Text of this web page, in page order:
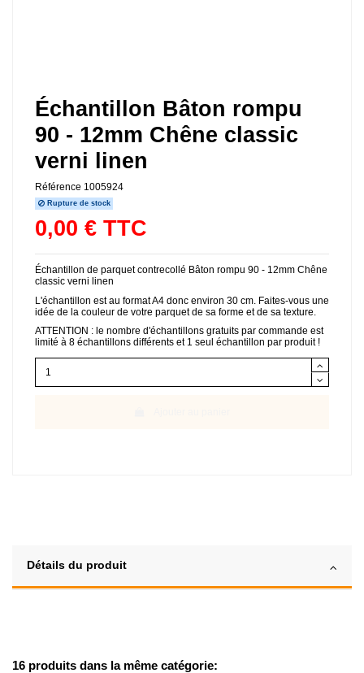
Échantillon Bâton rompu
90 - 12mm Chêne classic
verni linen
Référence 1005924
Rupture de stock
0,00 € TTC
Échantillon de parquet contrecollé Bâton rompu 90 - 12mm Chêne
classic verni linen
L'échantillon est au format A4 donc environ 30 cm. Faites-vous une
idée de la couleur de votre parquet de sa forme et de sa texture.
ATTENTION : le nombre d'échantillons gratuits par commande est
limité à 8 échantillons différents et 1 seul échantillon par produit !
Détails du produit
16 produits dans la même catégorie: